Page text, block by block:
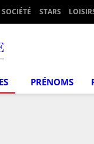
SOCIÉTÉ STARS
PRÉNOMS